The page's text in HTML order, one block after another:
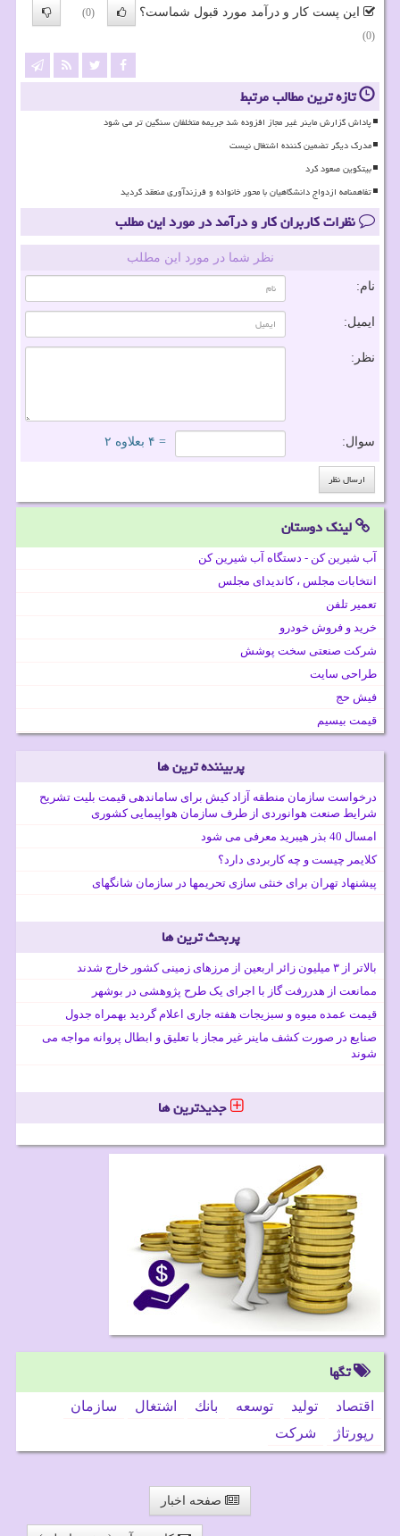
این پست کار و درآمد مورد قبول شماست؟
(0)
(0)
تازه ترین مطالب مرتبط
پاداش گزارش ماینر غیر مجاز افزوده شد جریمه متخلفان سنگین تر می شود
مدرک دیگر تضمین کننده اشتغال نیست
بیتکوین صعود کرد
تفاهمنامه ازدواج دانشگاهیان با محور خانواده و فرزندآوری منعقد گردید
نظرات کاربران کار و درآمد در مورد این مطلب
نظر شما در مورد این مطلب
نام:
ایمیل:
نظر:
سوال: = ۴ بعلاوه ۲
لینک دوستان
آب شیرین کن - دستگاه آب شیرین کن
انتخابات مجلس ، کاندیدای مجلس
تعمیر تلفن
خرید و فروش خودرو
شرکت صنعتی سخت پوشش
طراحی سایت
فیش حج
قیمت بیسیم
پربیننده ترین ها
درخواست سازمان منطقه آزاد کیش برای ساماندهی قیمت بلیت تشریح
شرایط صنعت هوانوردی از طرف سازمان هواپیمایی کشوری
امسال 40 بذر هیبرید معرفی می شود
کلایمر چیست و چه کاربردی دارد؟
پیشنهاد تهران برای خنثی سازی تحریمها در سازمان شانگهای
پربحث ترین ها
بالاتر از ۳ میلیون زائر اربعین از مرزهای زمینی کشور خارج شدند
ممانعت از هدررفت گاز با اجرای یک طرح پژوهشی در بوشهر
قیمت عمده میوه و سبزیجات هفته جاری اعلام گردید بهمراه جدول
صنایع در صورت کشف ماینر غیر مجاز با تعلیق و ابطال پروانه مواجه می
شوند
جدیدترین ها
تگها
اقتصاد تولید توسعه بانك اشتغال
سازمان
رپورتاژ
شركت
صفحه اخبار